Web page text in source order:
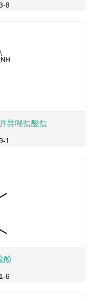
8
异唑盐酸盐
1
酚
6